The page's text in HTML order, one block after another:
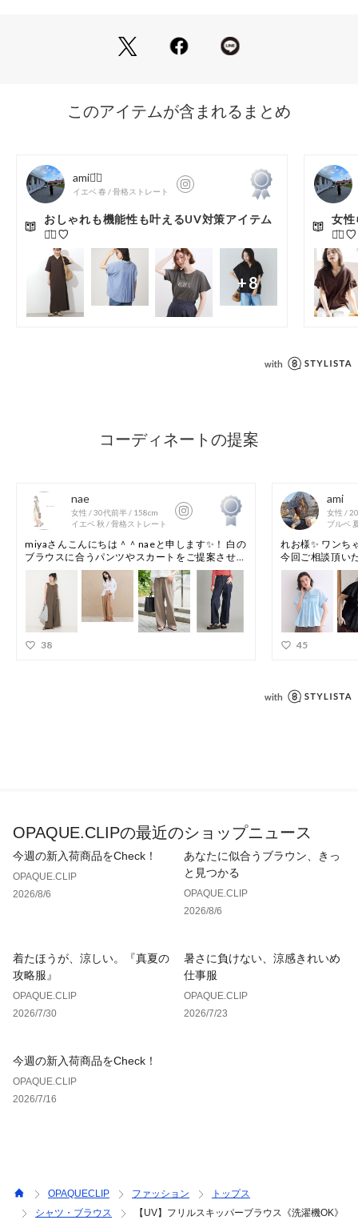
※この製品は、太陽光線中の紫外線（UV）を通しにくくしま
OPAQUE.CLIPの最近のショップニュース
今週の新入荷商品をCheck！
OPAQUE.CLIP
2026/8/6
あなたに似合うブラウン、きっ
と見つかる
OPAQUE.CLIP
2026/8/6
着たほうが、涼しい。『真夏の
攻略服』
OPAQUE.CLIP
2026/7/30
暑さに負けない、涼感きれいめ
仕事服
OPAQUE.CLIP
2026/7/23
今週の新入荷商品をCheck！
OPAQUE.CLIP
2026/7/16
OPAQUECLIP ファッション
トップス
シャツ・ブラウス
【UV】フリルスキッパーブラウス《洗濯機OK》